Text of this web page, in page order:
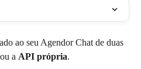
ao seu Agendor Chat de duas
ou a API própria.